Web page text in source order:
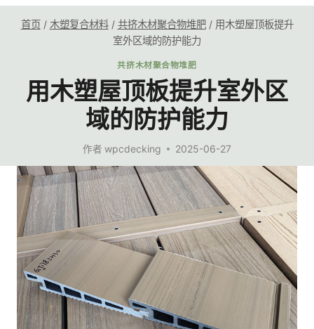
首页 / 木塑复合材料 / 共挤木材聚合物堆肥 / 用木塑屋顶板提升
室外区域的防护能力
共挤木材聚合物堆肥
用木塑屋顶板提升室外区
域的防护能力
作者 wpcdecking 2025-06-27